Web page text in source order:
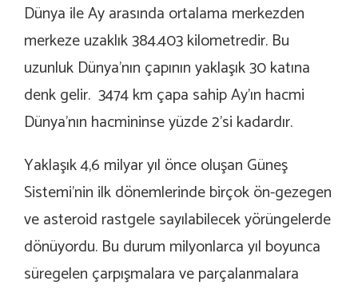
Dünya ile Ay arasında ortalama merkezden
merkeze uzaklık 384.403 kilometredir. Bu
uzunluk Dünya’nın çapının yaklaşık 30 katına
denk gelir. 3474 km çapa sahip Ay’ın hacmi
Dünya’nın hacmininse yüzde 2’si kadardır.
Yaklaşık 4,6 milyar yıl önce oluşan Güneş
Sistemi’nin ilk dönemlerinde birçok ön-gezegen
ve asteroid rastgele sayılabilecek yörüngelerde
dönüyordu. Bu durum milyonlarca yıl boyunca
süregelen çarpışmalara ve parçalanmalara